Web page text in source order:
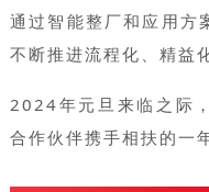
通过智能整厂和应用方
不断推进流程化、精益
2024年元旦来临之际
合作伙伴携手相扶的一